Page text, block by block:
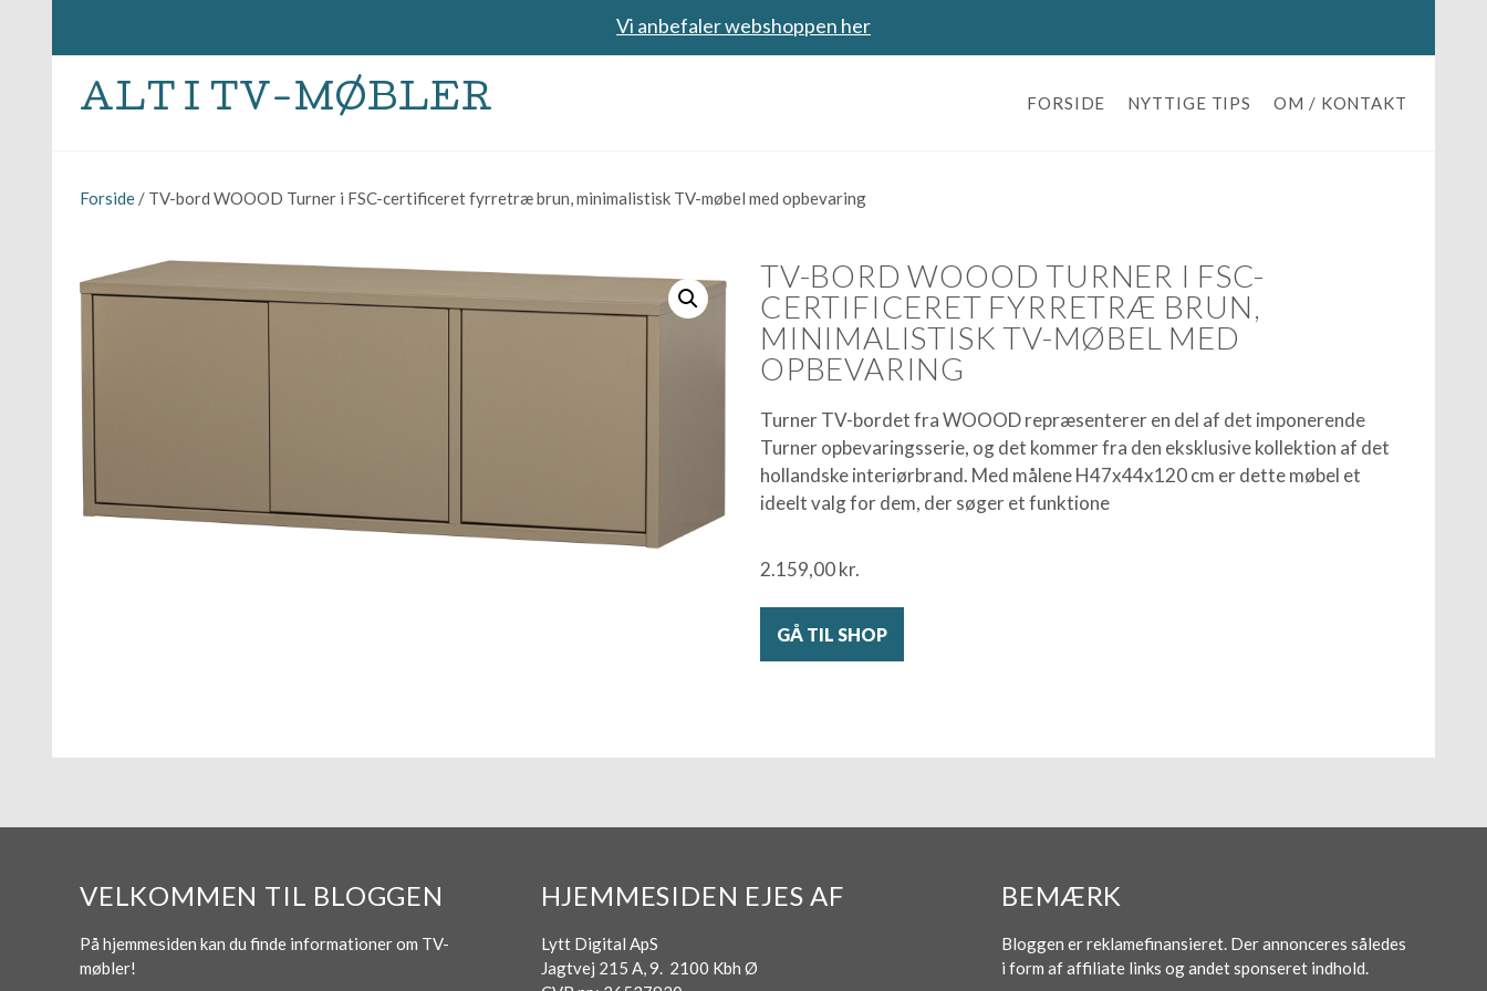
Vi anbefaler webshoppen her
ALT I TV-MØBLER FORSIDE NYTTIGE TIPS OM / KONTAKT
Forside / TV-bord WOOOD Turner i FSC-certificeret fyrretræ brun, minimalistisk TV-møbel med opbevaring
TV-BORD WOOOD TURNER I FSC-
CERTIFICERET FYRRETRÆ BRUN,
MINIMALISTISK TV-MØBEL MED
OPBEVARING
Turner TV-bordet fra WOOOD repræsenterer en del af det imponerende
Turner opbevaringsserie, og det kommer fra den eksklusive kollektion af det
hollandske interiørbrand. Med målene H47x44x120 cm er dette møbel et
ideelt valg for dem, der søger et funktione
2.159,00kr.
GÅ TIL SHOP
VELKOMMEN TIL BLOGGEN
På hjemmesiden kan du finde informationer om TV-
møbler!
HJEMMESIDEN EJES AF
Lytt Digital ApS
Jagtvej 215 A, 9. 2100 Kbh Ø
BEMÆRK
Bloggen er reklamefinansieret. Der annonceres således
i form af affiliate links og andet sponseret indhold.